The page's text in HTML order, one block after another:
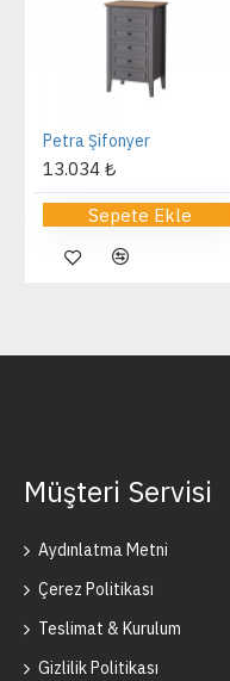
Petra Şifonyer
13.034 ₺
Sepete Ekle
Müşteri Servisi
Aydınlatma Metni
Çerez Politikası
Teslimat & Kurulum
Gizlilik Politikası